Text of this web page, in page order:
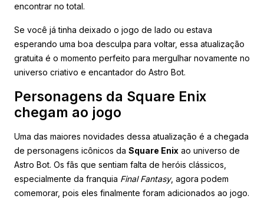
encontrar no total.
Se você já tinha deixado o jogo de lado ou estava
esperando uma boa desculpa para voltar, essa atualização
gratuita é o momento perfeito para mergulhar novamente no
universo criativo e encantador do Astro Bot.
Personagens da Square Enix
chegam ao jogo
Uma das maiores novidades dessa atualização é a chegada
de personagens icônicos da Square Enix ao universo de
Astro Bot. Os fãs que sentiam falta de heróis clássicos,
especialmente da franquia Final Fantasy, agora podem
comemorar, pois eles finalmente foram adicionados ao jogo.